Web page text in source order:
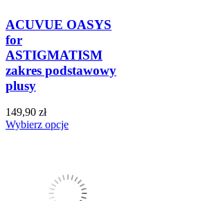
ACUVUE OASYS
for
ASTIGMATISM
zakres podstawowy
plusy
149,90 zł
Wybierz opcje